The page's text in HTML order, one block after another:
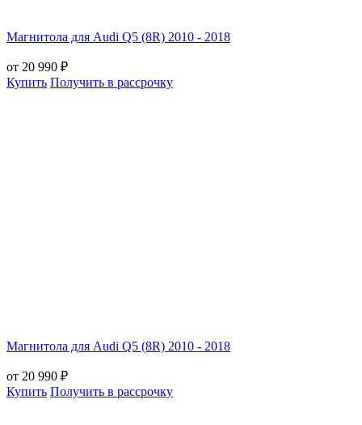
Магнитола для Audi Q5 (8R) 2010 - 2018
от 20 990 ₽
Купить Получить в рассрочку
Магнитола для Audi Q5 (8R) 2010 - 2018
от 20 990 ₽
Купить Получить в рассрочку